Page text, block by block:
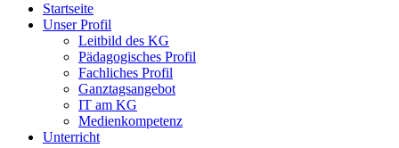
Startseite
Unser Profil
Leitbild des KG
Pädagogisches Profil
Fachliches Profil
Ganztagsangebot
IT am KG
Medienkompetenz
Unterricht